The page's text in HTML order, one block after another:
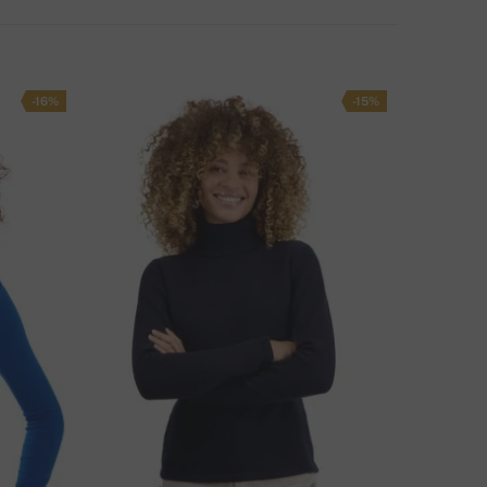
OTÁZKU K PRODUKTU?
NAPIŠTE NÁM
-16% -15%